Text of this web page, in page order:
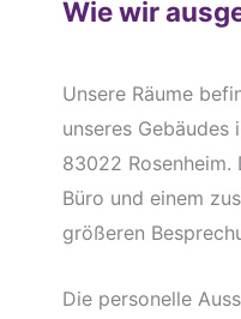
Wie wir
Unsere Räume
unseres Gebäudes
83022 Rosenheim.
Büro und einem
größeren
Die personelle